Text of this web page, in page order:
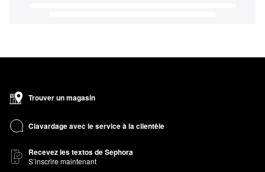
Trouver un magasin
Clavardage avec le service à la clientèle
Recevez les textos de Sephora
S’inscrire maintenant